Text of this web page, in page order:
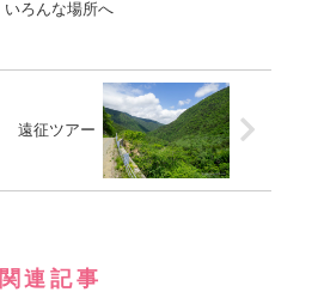
いろんな場所へ
遠征ツアー
関連記事